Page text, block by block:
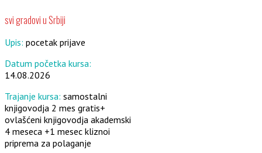
svi gradovi u Srbiji
Upis: pocetak prijave
Datum početka kursa:
14.08.2026
Trajanje kursa: samostalni
knjigovodja 2 mes gratis+
ovlašćeni knjigovodja akademski
4 meseca +1 mesec kliznoi
priprema za polaganje